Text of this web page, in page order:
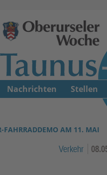
Zum Inhalt springen ↓
FAHRRADDEMO AM 11. MAI
Verkehr
Nachrichten Stellen